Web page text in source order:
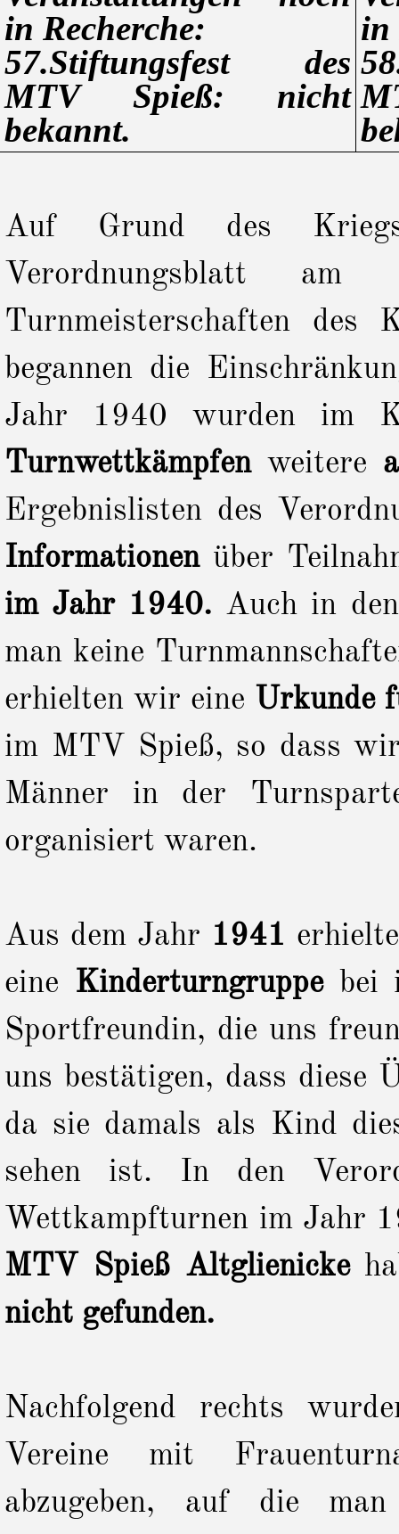
in Recherche:
57.Stiftungsfest des
MTV Spieß: nicht
bekannt.
in
Auf Grund des
Verordnungsblatt
Turnmeisterschaften
begannen die
Jahr 1940 wurden im
Turnwettkämpfenweitere
Ergebnislisten des
Informationenüber
im Jahr 1940. Auch in
man keine
erhielten wir eine Urkunde
im MTV Spieß, so dass
Männer in der
organisiert waren.
Aus dem Jahr 1941
eine Kinderturngruppebei
Sportfreundin, die uns
uns bestätigen, dass diese
da sie damals als Kind
sehen ist. In den
Wettkampfturnen im Jahr
MTV Spieß Altglienicke
nicht gefunden.
Nachfolgend rechts
Vereine mit
abzugeben, auf die